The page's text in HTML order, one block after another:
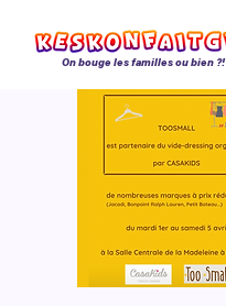
On bouge les familles ou bien ?!